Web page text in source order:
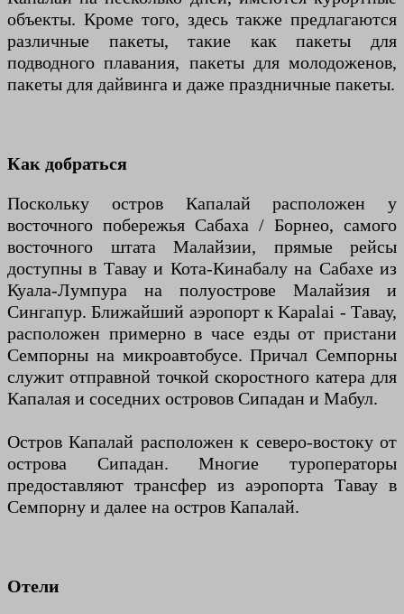
объекты. Кроме того, здесь также предлагаются
различные пакеты, такие как пакеты для
подводного плавания, пакеты для молодоженов,
пакеты для дайвинга и даже праздничные пакеты.
Как добраться
Поскольку остров Капалай расположен у
восточного побережья Сабаха / Борнео, самого
восточного штата Малайзии, прямые рейсы
доступны в Тавау и Кота-Кинабалу на Сабахе из
Куала-Лумпура на полуострове Малайзия и
Сингапур. Ближайший аэропорт к Kapalai - Тавау,
расположен примерно в часе езды от пристани
Семпорны на микроавтобусе. Причал Семпорны
служит отправной точкой скоростного катера для
Капалая и соседних островов Сипадан и Мабул.
Остров Капалай расположен к северо-востоку от
острова Сипадан. Многие туроператоры
предоставляют трансфер из аэропорта Тавау в
Семпорну и далее на остров Капалай.
Отели